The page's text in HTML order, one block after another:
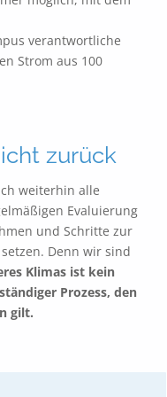
verantwortliche
Strom aus 100
zurück
weiterhin alle
Evaluierung
und Schritte zur
Denn wir sind
Klimas ist kein
Prozess, den
gilt.